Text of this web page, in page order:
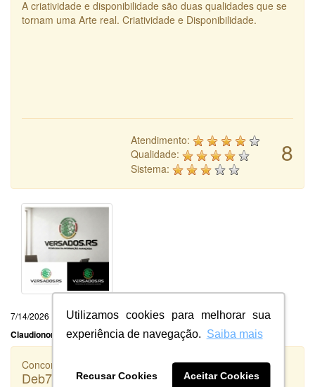
Utilizamos cookies para melhorar sua
experiência de navegação. Saiba mais
Recusar Cookies Aceitar Cookies
A criatividade e disponibilidade são duas qualidades que se
tornam uma Arte real. Criatividade e Disponibilidade.
8
Atendimento:
Qualidade:
Sistema:
7/14/2026
Claudionor Ventura Oliveira Ltda
Concorrência
Deb7 Agropecuária